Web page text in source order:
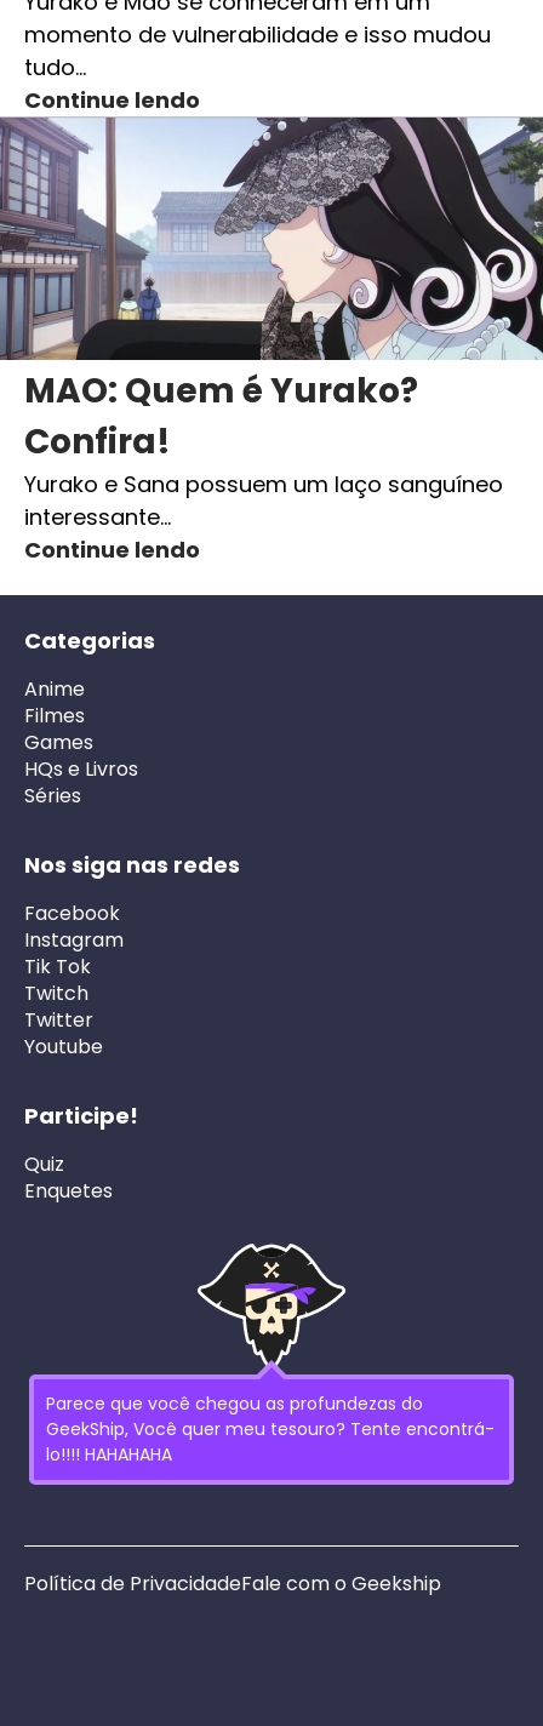
momento de vulnerabilidade e isso mudou
tudo…
Continue lendo
MAO: Quem é Yurako?
Confira!
Yurako e Sana possuem um laço sanguíneo
interessante…
Continue lendo
Categorias
Anime
Filmes
Games
HQs e Livros
Séries
Nos siga nas redes
Facebook
Instagram
Tik Tok
Twitch
Twitter
Youtube
Participe!
Quiz
Enquetes
Parece que você chegou as profundezas do
GeekShip, Você quer meu tesouro? Tente encontrá-
lo!!!! HAHAHAHA
Política de PrivacidadeFale com o Geekship